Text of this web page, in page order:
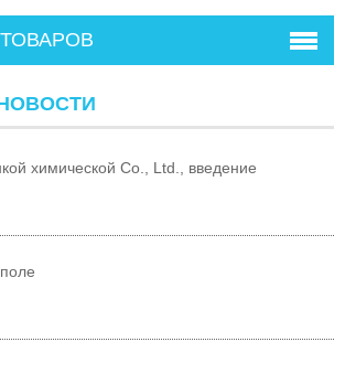
химической Co., Ltd., введение